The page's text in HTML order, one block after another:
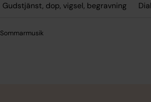
Gudstjänst, dop, vigsel, begravning
Sommarmusik